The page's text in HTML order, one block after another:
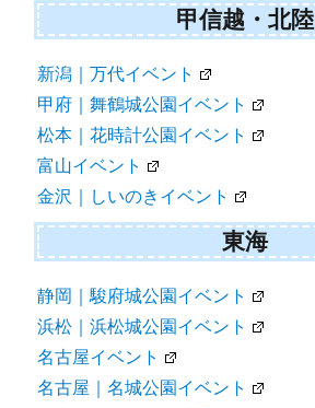
甲信越・北陸
新潟｜万代イベント
甲府｜舞鶴城公園イベント
松本｜花時計公園イベント
富山イベント
金沢｜しいのきイベント
東海
静岡｜駿府城公園イベント
浜松｜浜松城公園イベント
名古屋イベント
名古屋｜名城公園イベント